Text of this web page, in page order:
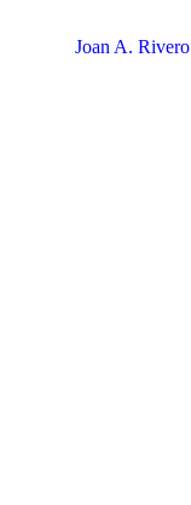
Joan A. Rivero